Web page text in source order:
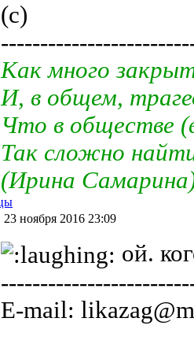
(с)
Как много
И, в общем,
Что в обществе
Так сложно
(Ирина
23 ноября 2016 23:09
ой.
E-mail: